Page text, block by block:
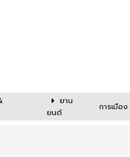
ยาน
ยนต์
การเมือง